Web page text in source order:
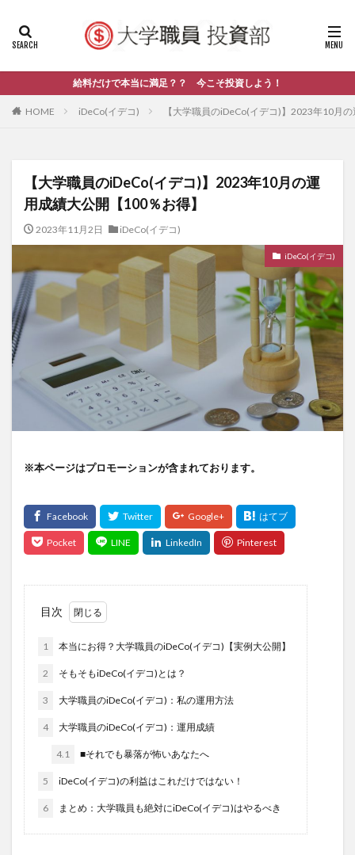
給料だけで本当に満足？？ 今こそ投資しよう！
HOME iDeCo(イデコ) 【大学職員のiDeCo(イデコ)】2023年10月
【大学職員のiDeCo(イデコ)】2023年10月の運
用成績大公開【100％お得】
2023年11月2日 iDeCo(イデコ)
iDeCo(イデコ)
※本ページはプロモーションが含まれております。
目次
1 本当にお得？大学職員のiDeCo(イデコ)【実例大公開】
2 そもそもiDeCo(イデコ)とは？
3 大学職員のiDeCo(イデコ)：私の運用方法
4 大学職員のiDeCo(イデコ)：運用成績
4.1 ■それでも暴落が怖いあなたへ
5 iDeCo(イデコ)の利益はこれだけではない！
6 まとめ：大学職員も絶対にiDeCo(イデコ)はやるべき